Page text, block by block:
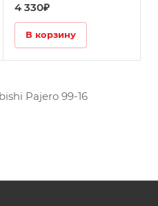
4 330₽
В корзину
Pajero 99-16